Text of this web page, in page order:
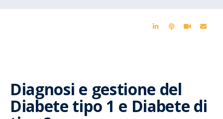
Diagnosi e gestione del
Diabete tipo 1 e Diabete di